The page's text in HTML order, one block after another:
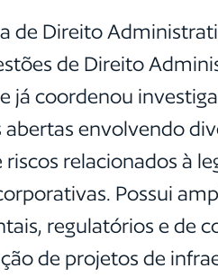
de Direito
de Direito
já coordenou
envolvendo
riscos relacionados à
Possui
regulatórios e de
de projetos de